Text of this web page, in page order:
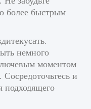
Нари в
0 0
более быстрым
немного
моментом
Сосредоточьтесь и
подходящего